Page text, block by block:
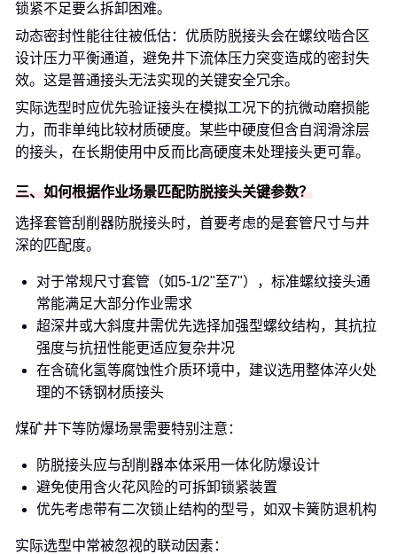
锁紧不足要么拆卸困难。
动态密封性能往往被低估：优质防脱接头会在螺纹啮合区
设计压力平衡通道，避免井下流体压力突变造成的密封失
效。这是普通接头无法实现的关键安全冗余。
实际选型时应优先验证接头在模拟工况下的抗微动磨损能
力，而非单纯比较材质硬度。某些中硬度但含自润滑涂层
的接头，在长期使用中反而比高硬度未处理接头更可靠。
三、如何根据作业场景匹配防脱接头关键参数？
选择套管刮削器防脱接头时，首要考虑的是套管尺寸与井
深的匹配度。
对于常规尺寸套管（如5-1/2"至7"），标准螺纹接头通
常能满足大部分作业需求
超深井或大斜度井需优先选择加强型螺纹结构，其抗拉
强度与抗扭性能更适应复杂井况
在含硫化氢等腐蚀性介质环境中，建议选用整体淬火处
理的不锈钢材质接头
煤矿井下等防爆场景需要特别注意：
防脱接头应与刮削器本体采用一体化防爆设计
避免使用含火花风险的可拆卸锁紧装置
优先考虑带有二次锁止结构的型号，如双卡簧防退机构
实际选型中常被忽视的联动因素：